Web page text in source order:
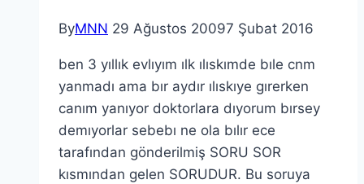
ByMNN 29 Ağustos 20097 Şubat 2016
ben 3 yıllık evlıyım ılk ılıskımde bıle cnm
yanmadı ama bır aydır ılıskıye gırerken
canım yanıyor doktorlara dıyorum bırsey
demıyorlar sebebı ne ola bılır ece
tarafından gönderilmiş SORU SOR
kısmından gelen SORUDUR. Bu soruya